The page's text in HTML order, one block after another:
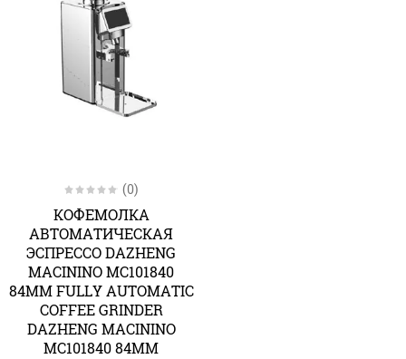
(0)
КОФЕМОЛКА
АВТОМАТИЧЕСКАЯ
ЭСПРЕССО DAZHENG
MACININO MC101840
84ММ FULLY AUTOMATIC
COFFEE GRINDER
DAZHENG MACININO
MC101840 84MM